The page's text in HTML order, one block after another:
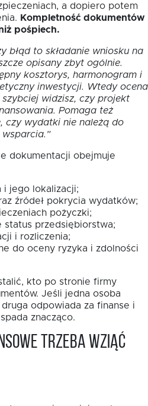
a dopiero potem
Kompletność dokumentów
pośpiech.
błąd to składanie wniosku na
opisany zbyt ogólnie.
kosztorys, harmonogram i
inwestycji. Wtedy ocena
widzisz, czy projekt
Pomaga też
czy wydatki nie należą do
dokumentacji obejmuje
i jego lokalizacji;
źródeł pokrycia wydatków;
pożyczki;
status przedsiębiorstwa;
i rozliczenia;
do oceny ryzyka i zdolności
kto po stronie firmy
Jeśli jedna osoba
odpowiada za finanse i
znacząco.
trzeba wziąć